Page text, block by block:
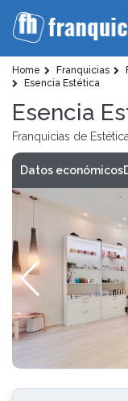
Home Franquicias
Esencia Estética
Esencia
Franquicias de
Datos económicos